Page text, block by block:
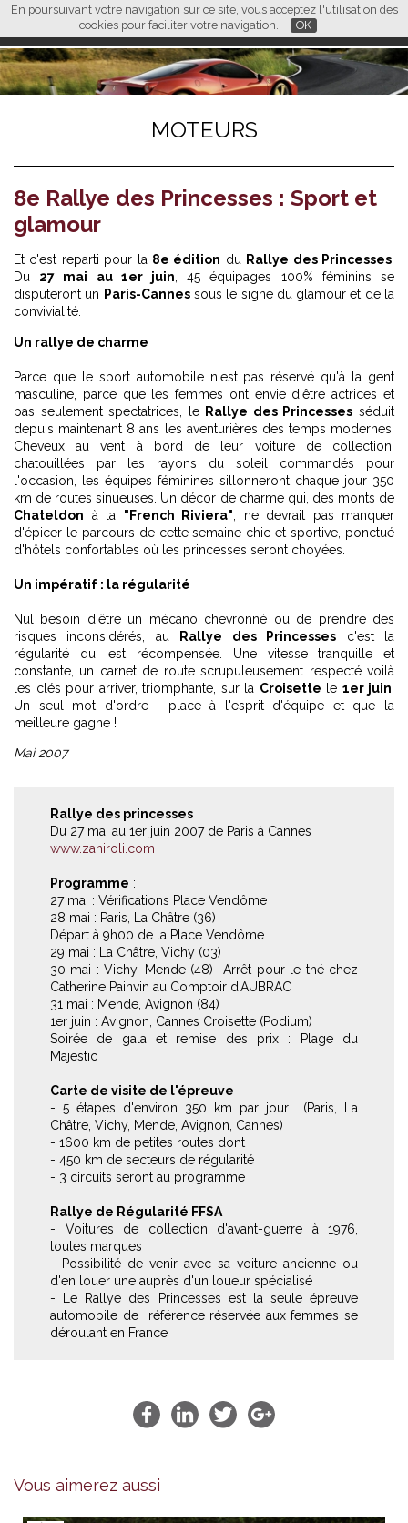
En poursuivant votre navigation sur ce site, vous acceptez l'utilisation des
cookies pour faciliter votre navigation.
OK
FR EN CN
L M
MOTEURS
8e Rallye des Princesses : Sport et
glamour
Et c'est reparti pour la 8e édition du Rallye des Princesses
Du 27 mai au 1er juin , 45 équipages 100% féminins se
disputeront un Paris-Cannessous le signe du glamour et de la
convivialité.
Un rallye de charme
Parce que le sport automobile n'est pas réservé qu'à la gent
masculine, parce que les femmes ont envie d'être actrices et
pas seulement spectatrices, le Rallye des Princesses séduit
depuis maintenant 8 ans les aventurières des temps modernes.
Cheveux au vent à bord de leur voiture de collection,
chatouillées par les rayons du soleil commandés pour
l'occasion, les équipes féminines sillonneront chaque jour 350
km de routes sinueuses. Un décor de charme qui, des monts de
Chateldon à la "French Riviera" , ne devrait pas manquer
d'épicer le parcours de cette semaine chic et sportive, ponctué
d'hôtels confortables où les princesses seront choyées.
Un impératif : la régularité
Nul besoin d'être un mécano chevronné ou de prendre des
risques inconsidérés, au
Rallye des Princesses c'est la
régularité qui est récompensée. Une vitesse tranquille et
constante, un carnet de route scrupuleusement respecté voilà
les clés pour arriver, triomphante, sur la Croisette le 1er juin
Un seul mot d'ordre : place à l'esprit d'équipe et que la
meilleure gagne !
Mai 2007
Rallye des princesses
Du 27 mai au 1er juin 2007 de Paris à Cannes
www.zaniroli.com
Programme :
27 mai : Vérifications Place Vendôme
28 mai : Paris, La Châtre (36)
Départ à 9h00 de la Place Vendôme
29 mai : La Châtre, Vichy (03)
30 mai : Vichy, Mende (48) Arrêt pour le thé chez
Catherine Painvin au Comptoir d'AUBRAC
31 mai : Mende, Avignon (84)
1er juin : Avignon, Cannes Croisette (Podium)
Soirée de gala et remise des prix : Plage du
Majestic
Carte de visite de l'épreuve
- 5 étapes d'environ 350 km par jour (Paris, La
Châtre, Vichy, Mende, Avignon, Cannes)
- 1600 km de petites routes dont
- 450 km de secteurs de régularité
- 3 circuits seront au programme
Rallye de Régularité FFSA
- Voitures de collection d'avant-guerre à 1976,
toutes marques
- Possibilité de venir avec sa voiture ancienne ou
d'en louer une auprès d'un loueur spécialisé
- Le Rallye des Princesses est la seule épreuve
automobile de référence réservée aux femmes se
déroulant en France
Vous aimerez aussi